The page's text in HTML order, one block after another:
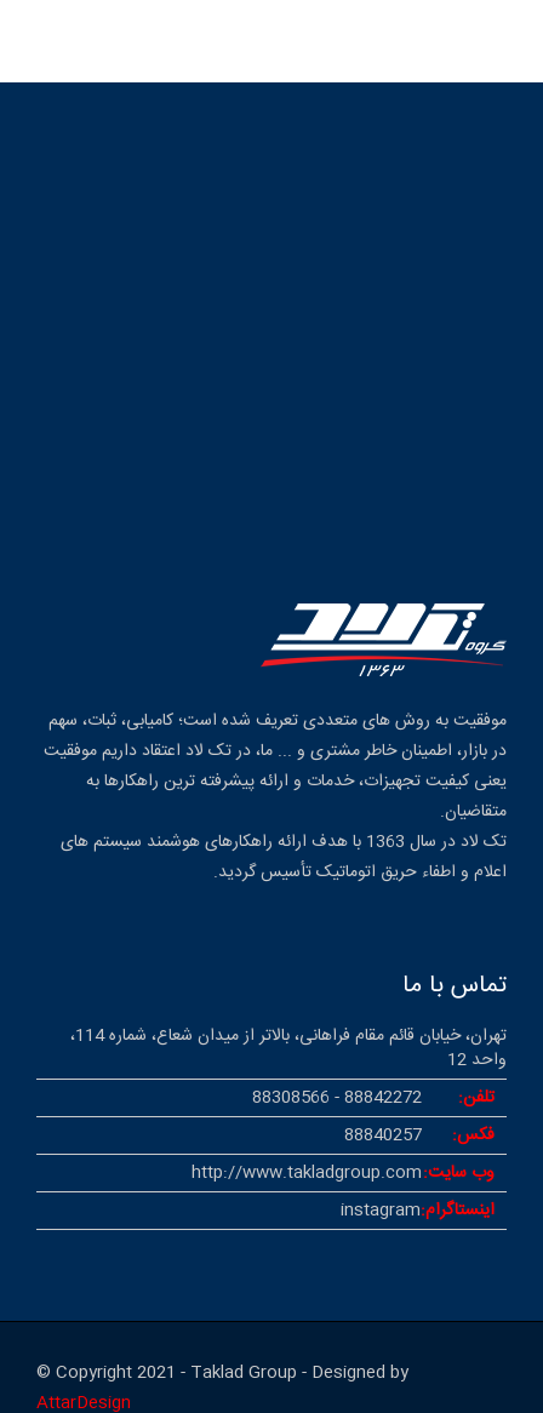
موفقیت به روش های متعددی تعریف شده است؛ کامیابی، ثبات، سهم
در بازار، اطمینان خاطر مشتری و ... ما، در تک لاد اعتقاد داریم موفقیت
یعنی کیفیت تجهیزات، خدمات و ارائه پیشرفته ترین راهکارها به
متقاضیان.
تک لاد در سال 1363 با هدف ارائه راهکارهای هوشمند سیستم های
اعلام و اطفاء حریق اتوماتیک تأسیس گردید.
تماس با ما
تهران، خیابان قائم مقام فراهانی، بالاتر از میدان شعاع، شماره 114،
واحد 12
تلفن:
88842272 - 88308566
فکس:
88840257
وب سایت:http://www.takladgroup.com
اینستاگرام:instagram
© Copyright 2021 - Taklad Group - Designed by
AttarDesign